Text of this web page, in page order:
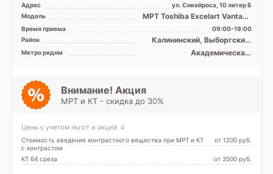
Адрес
ул. Сикейроса, 10 литер Б
Модель
МРТ Toshiba Excelart Vantage
Atlas 1.5T закрытый тип, КТ
Philips 64 ср ...
Время приема
09:00-19:00
Район
Калининский, Выборгский,
Кронштадтский, Курортный,
Приморский, Лен. область
Метро рядом
Академическая,
Внимание! Акция
МРТ и КТ - скидка до 30%
Цены с учетом льгот и акций ↓
Стоимость введения контрастного вещества при МРТ и КТ
с контрастом
от 1200 pуб.
КТ 64 среза от 3500 pуб.